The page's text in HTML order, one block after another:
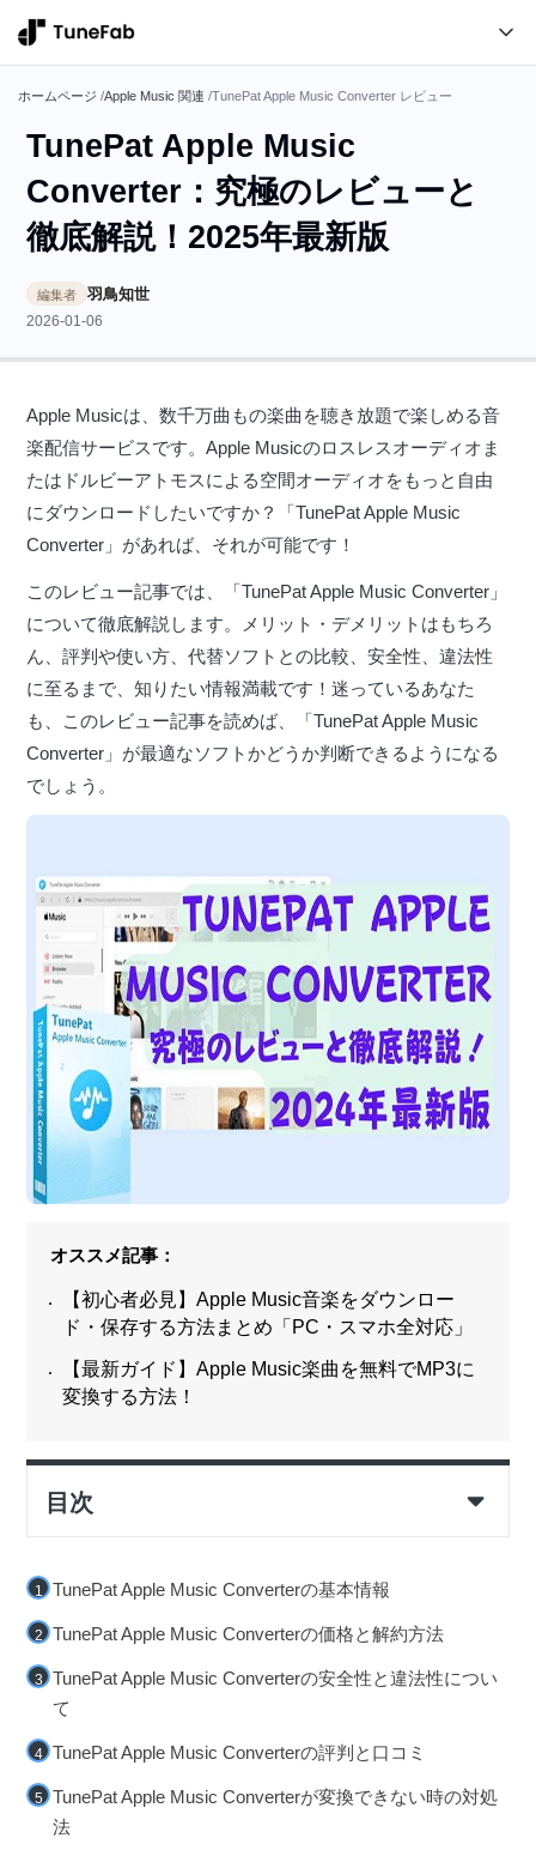
ホームページ /Apple Music 関連 /TunePat Apple Music Converter レビュー
TunePat Apple Music
Converter：究極のレビューと
徹底解説！2025年最新版
編集者 羽鳥知世
2026-01-06
Apple Musicは、数千万曲もの楽曲を聴き放題で楽しめる音
楽配信サービスです。Apple Musicのロスレスオーディオま
たはドルビーアトモスによる空間オーディオをもっと自由
にダウンロードしたいですか？「TunePat Apple Music
Converter」があれば、それが可能です！
このレビュー記事では、「TunePat Apple Music Converter」
について徹底解説します。メリット・デメリットはもちろ
ん、評判や使い方、代替ソフトとの比較、安全性、違法性
に至るまで、知りたい情報満載です！迷っているあなた
も、このレビュー記事を読めば、「TunePat Apple Music
Converter」が最適なソフトかどうか判断できるようになる
でしょう。
オススメ記事：
【初心者必見】Apple Music音楽をダウンロー
ド・保存する方法まとめ「PC・スマホ全対応」
【最新ガイド】Apple Music楽曲を無料でMP3に
変換する方法！
目次
TunePat Apple Music Converterの基本情報
TunePat Apple Music Converterの価格と解約方法
TunePat Apple Music Converterの安全性と違法性につい
て
TunePat Apple Music Converterの評判と口コミ
TunePat Apple Music Converterが変換できない時の対処
法